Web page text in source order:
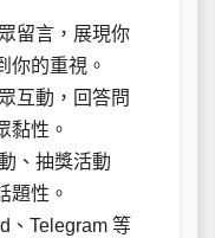
留言，展現你
你的重視。
互動，回答問
黏性。
、抽獎活動
題性。
、Telegram 等